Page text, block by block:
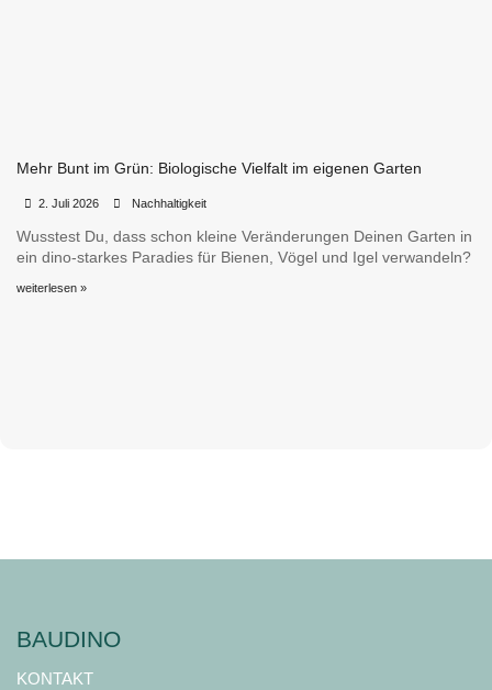
Mehr Bunt im Grün: Biologische Vielfalt im eigenen Garten
2. Juli 2026 Nachhaltigkeit
Wusstest Du, dass schon kleine Veränderungen Deinen Garten in
ein dino-starkes Paradies für Bienen, Vögel und Igel verwandeln?
weiterlesen »
BAUDINO
KONTAKT